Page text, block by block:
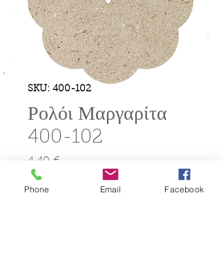
SKU: 400-102
Ρολόι Μαργαρίτα
400-102
4,40 €
Ποσότητα
Phone Email Facebook